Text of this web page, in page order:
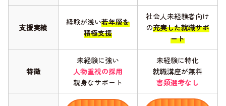
支援実績
経験が浅い若年層を
積極支援
社会人未経験者向け
の充実した就職サポ
ート
特徴
未経験に強い
人物重視の採用
親身なサポート
未経験に特化
就職講座が無料
書類選考なし